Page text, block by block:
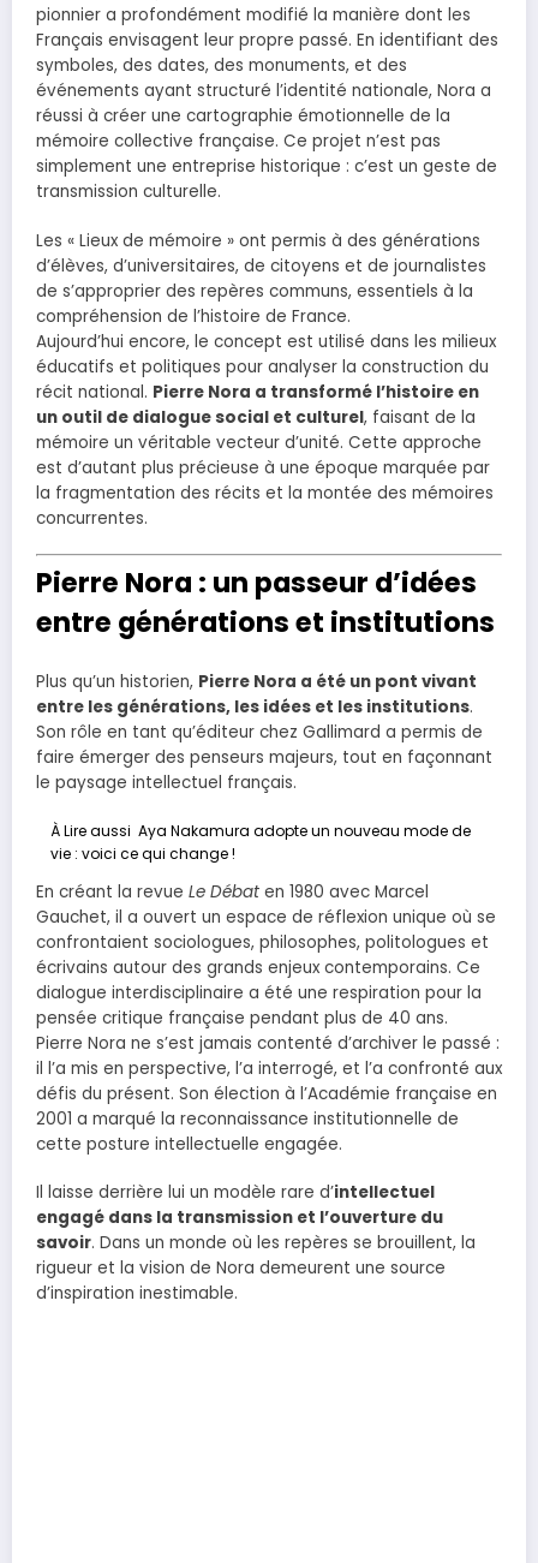
pionnier a profondément modifié la manière dont les
Français envisagent leur propre passé. En identifiant des
symboles, des dates, des monuments, et des
événements ayant structuré l’identité nationale, Nora a
réussi à créer une cartographie émotionnelle de la
mémoire collective française. Ce projet n’est pas
simplement une entreprise historique : c’est un geste de
transmission culturelle.
Les « Lieux de mémoire » ont permis à des générations
d’élèves, d’universitaires, de citoyens et de journalistes
de s’approprier des repères communs, essentiels à la
compréhension de l’histoire de France.
Aujourd’hui encore, le concept est utilisé dans les milieux
éducatifs et politiques pour analyser la construction du
récit national. Pierre Nora a transformé l’histoire en
un outil de dialogue social et culturel, faisant de la
mémoire un véritable vecteur d’unité. Cette approche
est d’autant plus précieuse à une époque marquée par
la fragmentation des récits et la montée des mémoires
concurrentes.
Pierre Nora : un passeur d’idées
entre générations et institutions
Plus qu’un historien, Pierre Nora a été un pont vivant
entre les générations, les idées et les institutions.
Son rôle en tant qu’éditeur chez Gallimard a permis de
faire émerger des penseurs majeurs, tout en façonnant
le paysage intellectuel français.
À Lire aussi Aya Nakamura adopte un nouveau mode de
vie : voici ce qui change !
En créant la revue Le Débat en 1980 avec Marcel
Gauchet, il a ouvert un espace de réflexion unique où se
confrontaient sociologues, philosophes, politologues et
écrivains autour des grands enjeux contemporains. Ce
dialogue interdisciplinaire a été une respiration pour la
pensée critique française pendant plus de 40 ans.
Pierre Nora ne s’est jamais contenté d’archiver le passé :
il l’a mis en perspective, l’a interrogé, et l’a confronté aux
défis du présent. Son élection à l’Académie française en
2001 a marqué la reconnaissance institutionnelle de
cette posture intellectuelle engagée.
Il laisse derrière lui un modèle rare d’intellectuel
engagé dans la transmission et l’ouverture du
savoir. Dans un monde où les repères se brouillent, la
rigueur et la vision de Nora demeurent une source
d’inspiration inestimable.